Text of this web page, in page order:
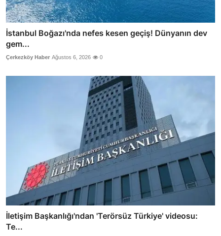
İstanbul Boğazı'nda nefes kesen geçiş! Dünyanın dev
gem...
Çerkezköy Haber Ağustos 6, 2026 0
İletişim Başkanlığı'ndan 'Terörsüz Türkiye' videosu:
Te...